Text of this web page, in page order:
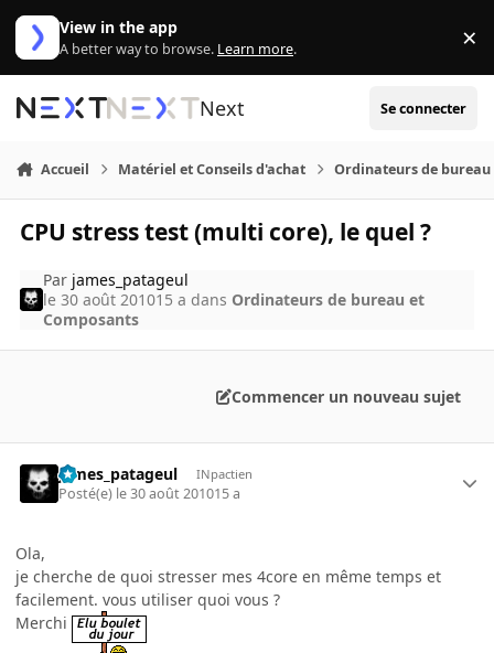
Aller au contenu
View in the app
A better way to browse. Learn more. ×
Next Se connecter
Accueil Matériel et Conseils d'achat Ordinateurs de bureau
CPU stress test (multi core), le quel ?
Par james_patageul
le 30 août 201015 a dans Ordinateurs de bureau et
Composants
Commencer un nouveau sujet
james_patageul INpactien
Posté(e) le 30 août 201015 a
Ola,
je cherche de quoi stresser mes 4core en même temps et
facilement. vous utiliser quoi vous ?
Merchi